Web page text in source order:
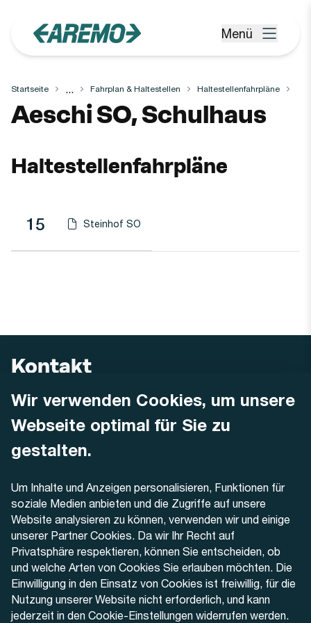
Wir verwenden Cookies, um unsere
Webseite optimal für Sie zu
gestalten.
Um Inhalte und Anzeigen personalisieren, Funktionen für
soziale Medien anbieten und die Zugriffe auf unsere
Website analysieren zu können, verwenden wir und einige
unserer Partner Cookies. Da wir Ihr Recht auf
Privatsphäre respektieren, können Sie entscheiden, ob
und welche Arten von Cookies Sie erlauben möchten. Die
Einwilligung in den Einsatz von Cookies ist freiwillig, für die
Nutzung unserer Website nicht erforderlich, und kann
jederzeit in den Cookie-Einstellungen widerrufen werden.
Menü öffnen
Menü
Startseite ... Fahrplan & Haltestellen Haltestellenfahrpläne
Haltestelle
Aeschi SO, Schulhaus
Haltestellenfahrpläne
Linie Richtung
Linie
15 Haltestellen-PDF herunterladen für
Steinhof SO
(Öffnet in einen neuen Tab oder Fenster)
Kontakt
AREMO
Dornacherstrasse 48
4500 Solothurn
+41 32 622 37 22
Kontaktformular
Aktuell